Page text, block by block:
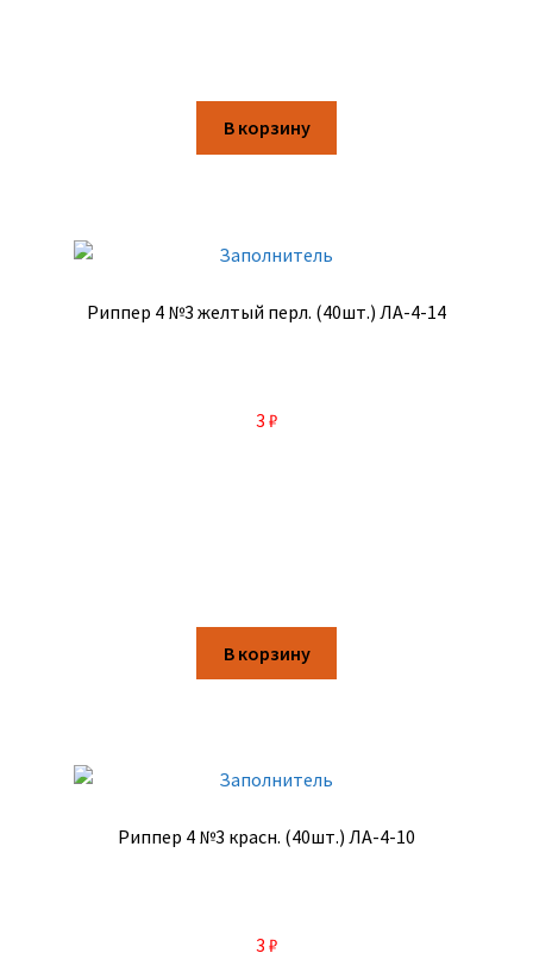
В корзину
Риппер 4 №3 желтый перл. (40шт.) ЛА-4-14
3 ₽
В корзину
Риппер 4 №3 красн. (40шт.) ЛА-4-10
3 ₽